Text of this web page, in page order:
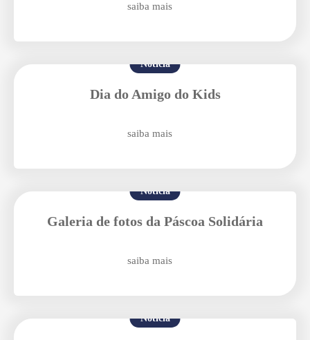
saiba mais
Notícia
Dia do Amigo do Kids
saiba mais
Notícia
Galeria de fotos da Páscoa Solidária
saiba mais
Notícia